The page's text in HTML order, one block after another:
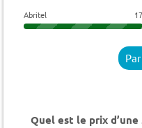
Abritel 17
Quel est le prix